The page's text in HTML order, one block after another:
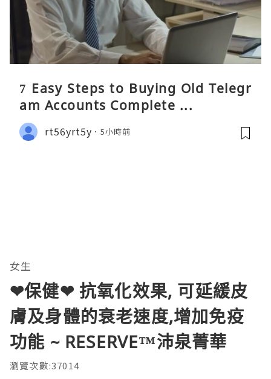
7 Easy Steps to Buying Old Telegr
am Accounts Complete ...
rt56yrt5y 5小時前
女生
❤保健❤ 抗氧化效果, 可延緩皮
膚及身體的衰老速度,增加免疫
功能 ~ RESERVE™沛泉菁華
瀏覽次數:37014